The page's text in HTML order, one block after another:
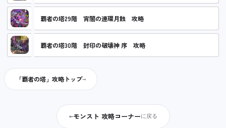
覇者の塔29階 宵闇の連環月蝕 攻略
覇者の塔30階 封印の破壊神 序 攻略
「覇者の塔」攻略トップ
←モンスト 攻略コーナーに戻る